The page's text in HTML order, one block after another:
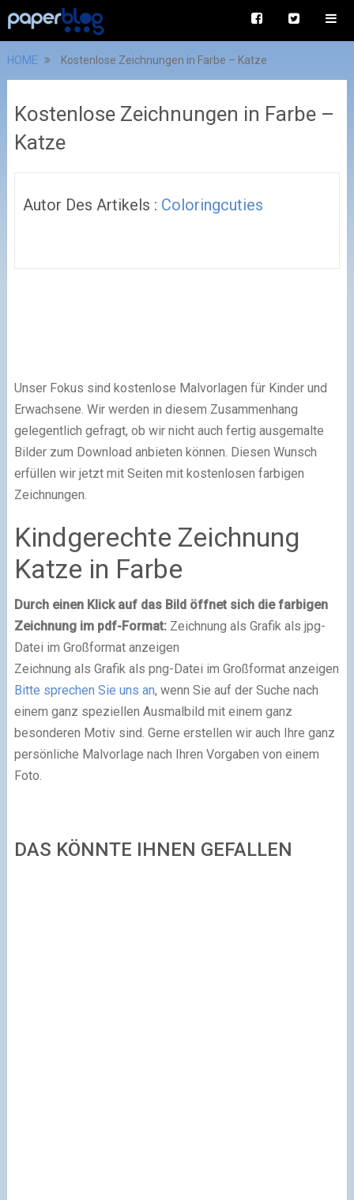
HOME Kostenlose Zeichnungen in Farbe – Katze
Kostenlose Zeichnungen in Farbe –
Katze
Autor Des Artikels : Coloringcuties
Unser Fokus sind kostenlose Malvorlagen für Kinder und
Erwachsene. Wir werden in diesem Zusammenhang
gelegentlich gefragt, ob wir nicht auch fertig ausgemalte
Bilder zum Download anbieten können. Diesen Wunsch
erfüllen wir jetzt mit Seiten mit kostenlosen farbigen
Zeichnungen.
Kindgerechte Zeichnung
Katze in Farbe
Durch einen Klick auf das Bild öffnet sich die farbigen
Zeichnung im pdf-Format:Zeichnung als Grafik als jpg-
Datei im Großformat anzeigen
Zeichnung als Grafik als png-Datei im Großformat anzeigen
Bitte sprechen Sie uns an, wenn Sie auf der Suche nach
einem ganz speziellen Ausmalbild mit einem ganz
besonderen Motiv sind. Gerne erstellen wir auch Ihre ganz
persönliche Malvorlage nach Ihren Vorgaben von einem
Foto.
DAS KÖNNTE IHNEN GEFALLEN